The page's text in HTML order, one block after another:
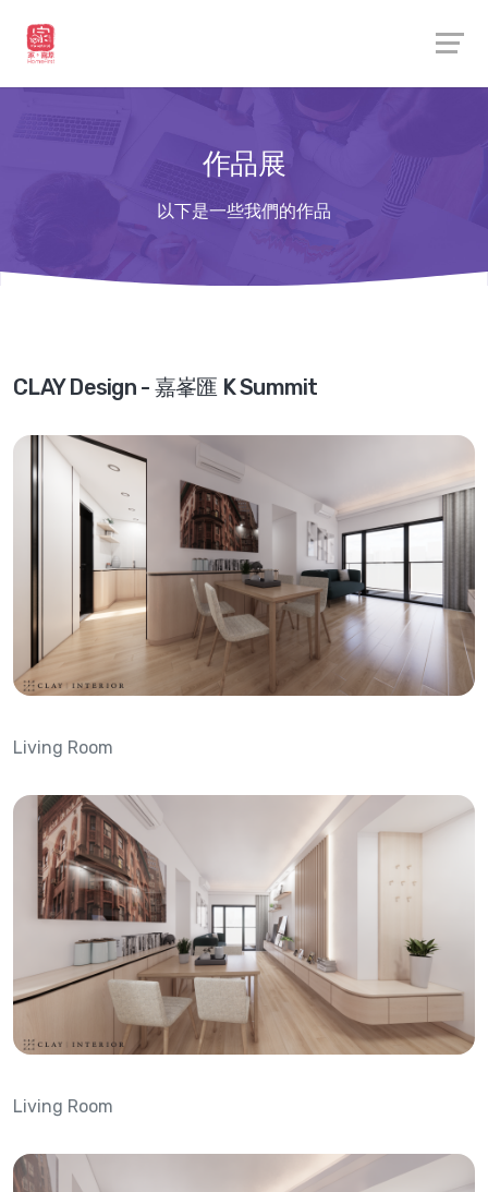
作品展
以下是一些我們的作品
CLAY Design - 嘉峯匯 K Summit
Living Room
Living Room